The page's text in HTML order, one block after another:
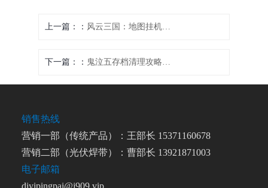
上一篇： 风云三国：地图挂机玩法揭秘
下一篇： 鬼泣五存档清理攻略，轻松整理游戏进程
销售热线
营销一部（传统产品）：王部长 15371160678
营销二部（光伏焊带）：曹部长 13921871003
电子邮箱